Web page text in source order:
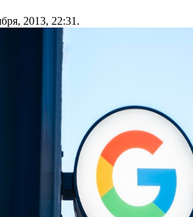
2013, 22:31.